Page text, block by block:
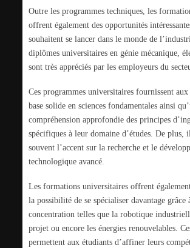
Outre les programmes techniques, les
offrent également des opportunités
souhaitent se lancer dans le monde de
diplômes universitaires en génie mécanique,
sont très appréciés par les employeurs du
Ces programmes universitaires fournissent aux
base solide en sciences fondamentales ainsi
compréhension approfondie des principes
spécifiques à leur domaine d’études. De plus,
souvent l’accent sur la recherche et le
technologique avancé.
Les formations universitaires offrent
la possibilité de se spécialiser davantage grâce
concentration telles que la robotique
projet ou encore les énergies renouvelables.
permettent aux étudiants d’affiner leurs